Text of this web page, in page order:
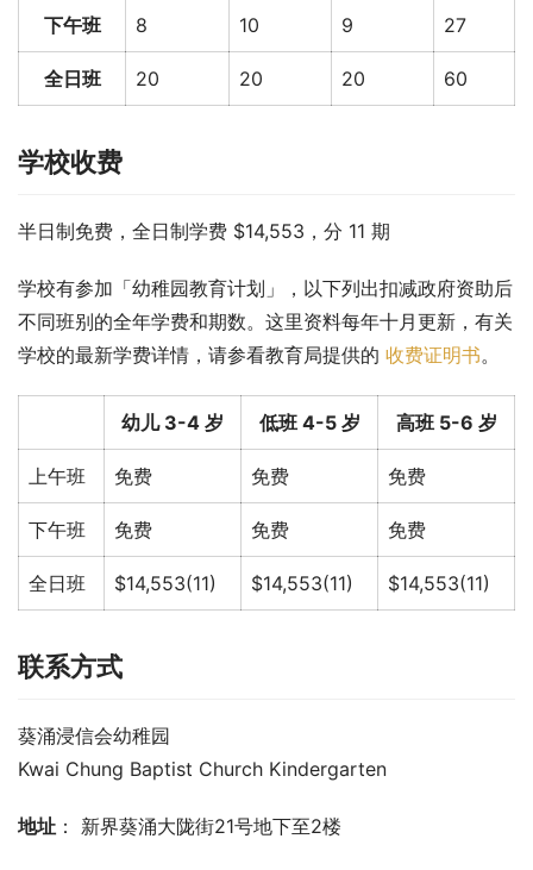
下午班 8 10 9 27
全日班 20 20 20 60
学校收费
半日制免费，全日制学费 $14,553，分 11 期
学校有参加「幼稚园教育计划」，以下列出扣减政府资助后
不同班别的全年学费和期数。这里资料每年十月更新，有关
学校的最新学费详情，请参看教育局提供的 收费证明书。
幼儿 3-4 岁 低班 4-5 岁 高班 5-6 岁
上午班 免费 免费 免费
下午班 免费 免费 免费
全日班 $14,553(11) $14,553(11) $14,553(11)
联系方式
葵涌浸信会幼稚园
Kwai Chung Baptist Church Kindergarten
地址 ： 新界葵涌大陇街21号地下至2楼